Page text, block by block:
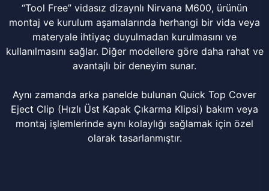
“Tool Free” vidasız dizaynlı Nirvana M600, ürünün
montaj ve kurulum aşamalarında herhangi bir vida veya
materyale ihtiyaç duyulmadan kurulmasını ve
kullanılmasını sağlar. Diğer modellere göre daha rahat ve
avantajlı bir deneyim sunar.
Aynı zamanda arka panelde bulunan Quick Top Cover
Eject Clip (Hızlı Üst Kapak Çıkarma Klipsi) bakım veya
montaj işlemlerinde aynı kolaylığı sağlamak için özel
olarak tasarlanmıştır.